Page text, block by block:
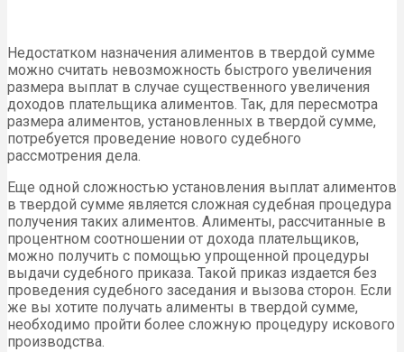
Недостатком назначения алиментов в твердой сумме
можно считать невозможность быстрого увеличения
размера выплат в случае существенного увеличения
доходов плательщика алиментов. Так, для пересмотра
размера алиментов, установленных в твердой сумме,
потребуется проведение нового судебного
рассмотрения дела.
Еще одной сложностью установления выплат алиментов
в твердой сумме является сложная судебная процедура
получения таких алиментов. Алименты, рассчитанные в
процентном соотношении от дохода плательщиков,
можно получить с помощью упрощенной процедуры
выдачи судебного приказа. Такой приказ издается без
проведения судебного заседания и вызова сторон. Если
же вы хотите получать алименты в твердой сумме,
необходимо пройти более сложную процедуру искового
производства.